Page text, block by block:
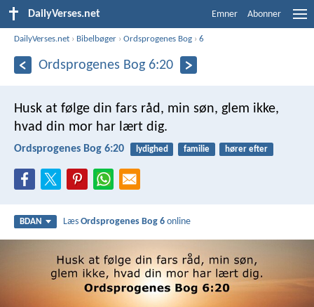
DailyVerses.net Emner Abonner
DailyVerses.net › Bibelbøger ›Ordsprogenes Bog ›6
Ordsprogenes Bog 6:20
Husk at følge din fars råd, min søn, glem ikke,
hvad din mor har lært dig.
Ordsprogenes Bog 6:20 lydighed familie hører efter
BDAN LæsOrdsprogenes Bog 6 online